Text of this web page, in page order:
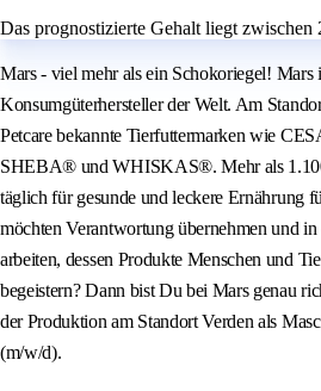
Das prognostizierte Gehalt liegt
Mars - viel mehr als ein Schokoriegel! Mars
Konsumgüterhersteller der Welt. Am
Petcare bekannte Tierfuttermarken wie
SHEBA® und WHISKAS®. Mehr als
täglich für gesunde und leckere Ernährung
möchten Verantwortung übernehmen und
arbeiten, dessen Produkte Menschen und
begeistern? Dann bist Du bei Mars genau
der Produktion am Standort Verden als
(m/w/d).